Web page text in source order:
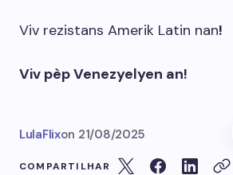
Viv rezistans Amerik Latin nan!
Viv pèp Venezyelyen an!
LulaFlixon 21/08/2025
COMPARTILHAR